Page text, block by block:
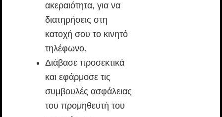
ακεραιότητα, για να
διατηρήσεις στη
κατοχή σου το κινητό
τηλέφωνο.
Διάβασε προσεκτικά
και εφάρμοσε τις
συμβουλές ασφάλειας
του προμηθευτή του